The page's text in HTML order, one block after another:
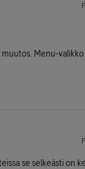
Menu-valikko
se selkeästi on